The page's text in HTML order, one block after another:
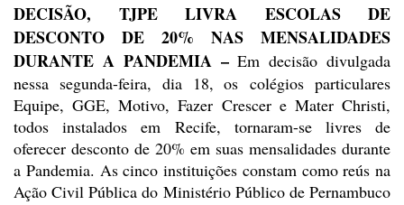
DECISÃO, TJPE LIVRA ESCOLAS DE
DESCONTO DE 20% NAS MENSALIDADES
DURANTE A PANDEMIA –Em decisão divulgada
nessa segunda-feira, dia 18, os colégios particulares
Equipe, GGE, Motivo, Fazer Crescer e Mater Christi,
todos instalados em Recife, tornaram-se livres de
oferecer desconto de 20% em suas mensalidades durante
a Pandemia. As cinco instituições constam como reús na
Ação Civil Pública do Ministério Público dePernambuco